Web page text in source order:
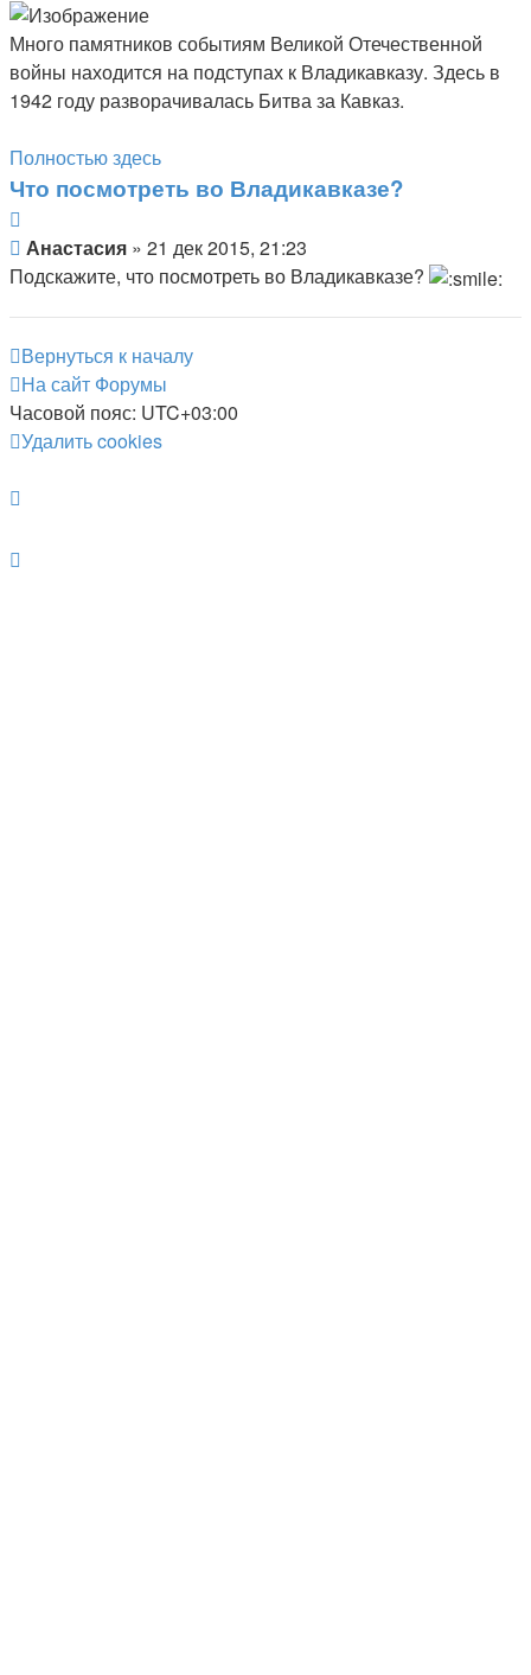
Много памятников событиям Великой Отечественной
войны находится на подступах к Владикавказу. Здесь в
1942 году разворачивалась Битва за Кавказ.
Полностью здесь
Что посмотреть во Владикавказе?
Анастасия
Анастасия » 21 дек 2015, 21:23
Подскажите, что посмотреть во Владикавказе?
Вернуться к началу
На сайт Форумы
Часовой пояс: UTC+03:00
Удалить cookies